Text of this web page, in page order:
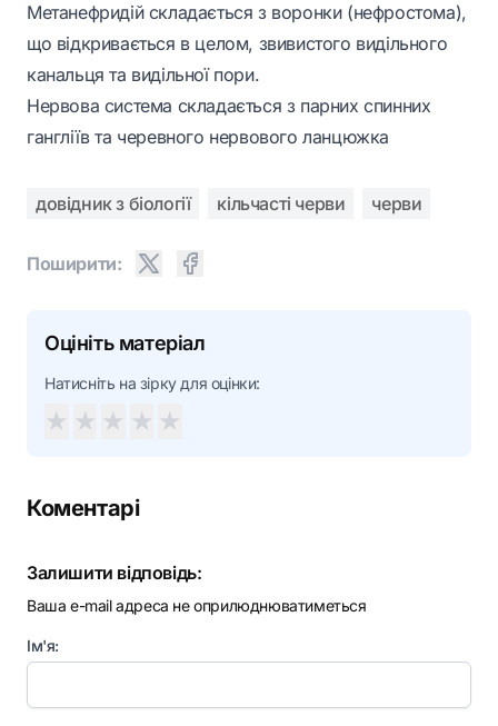
Метанефридій складається з воронки (нефростома),
що відкривається в целом, звивистого видільного
канальця та видільної пори.
Нервова система складається з парних спинних
гангліїв та черевного нервового ланцюжка
довідник з біології кільчасті черви черви
Поширити:
Оцініть матеріал
Натисніть на зірку для оцінки:
★ ★ ★ ★ ★
Коментарі
Залишити відповідь:
Ваша e-mail адреса не оприлюднюватиметься
Ім'я: